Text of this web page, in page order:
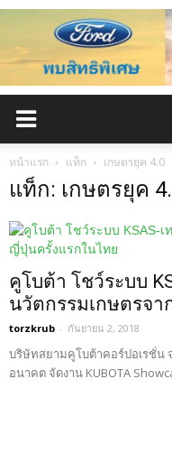
หน้าแรก แท็ก เกษตรยุค 4.0
แท็ก: เกษตรยุค
คูโบต้า โชว์ระบบ
นวัตกรรมเกษตรจ
torzkrub - กันยายน 2, 2018
บริษัทสยามคูโบต้าคอร์ปอเรชั่น
อนาคต จัดงาน KUBOTA